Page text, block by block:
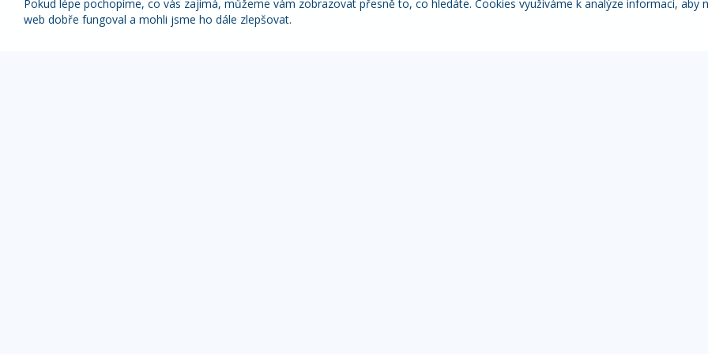
Pokud lépe pochopíme, co vás zajímá, můžeme vám zobrazovat přesně to, co hledáte. Cookies využíváme k analýze informací, aby
web dobře fungoval a mohli jsme ho dále zlepšovat.